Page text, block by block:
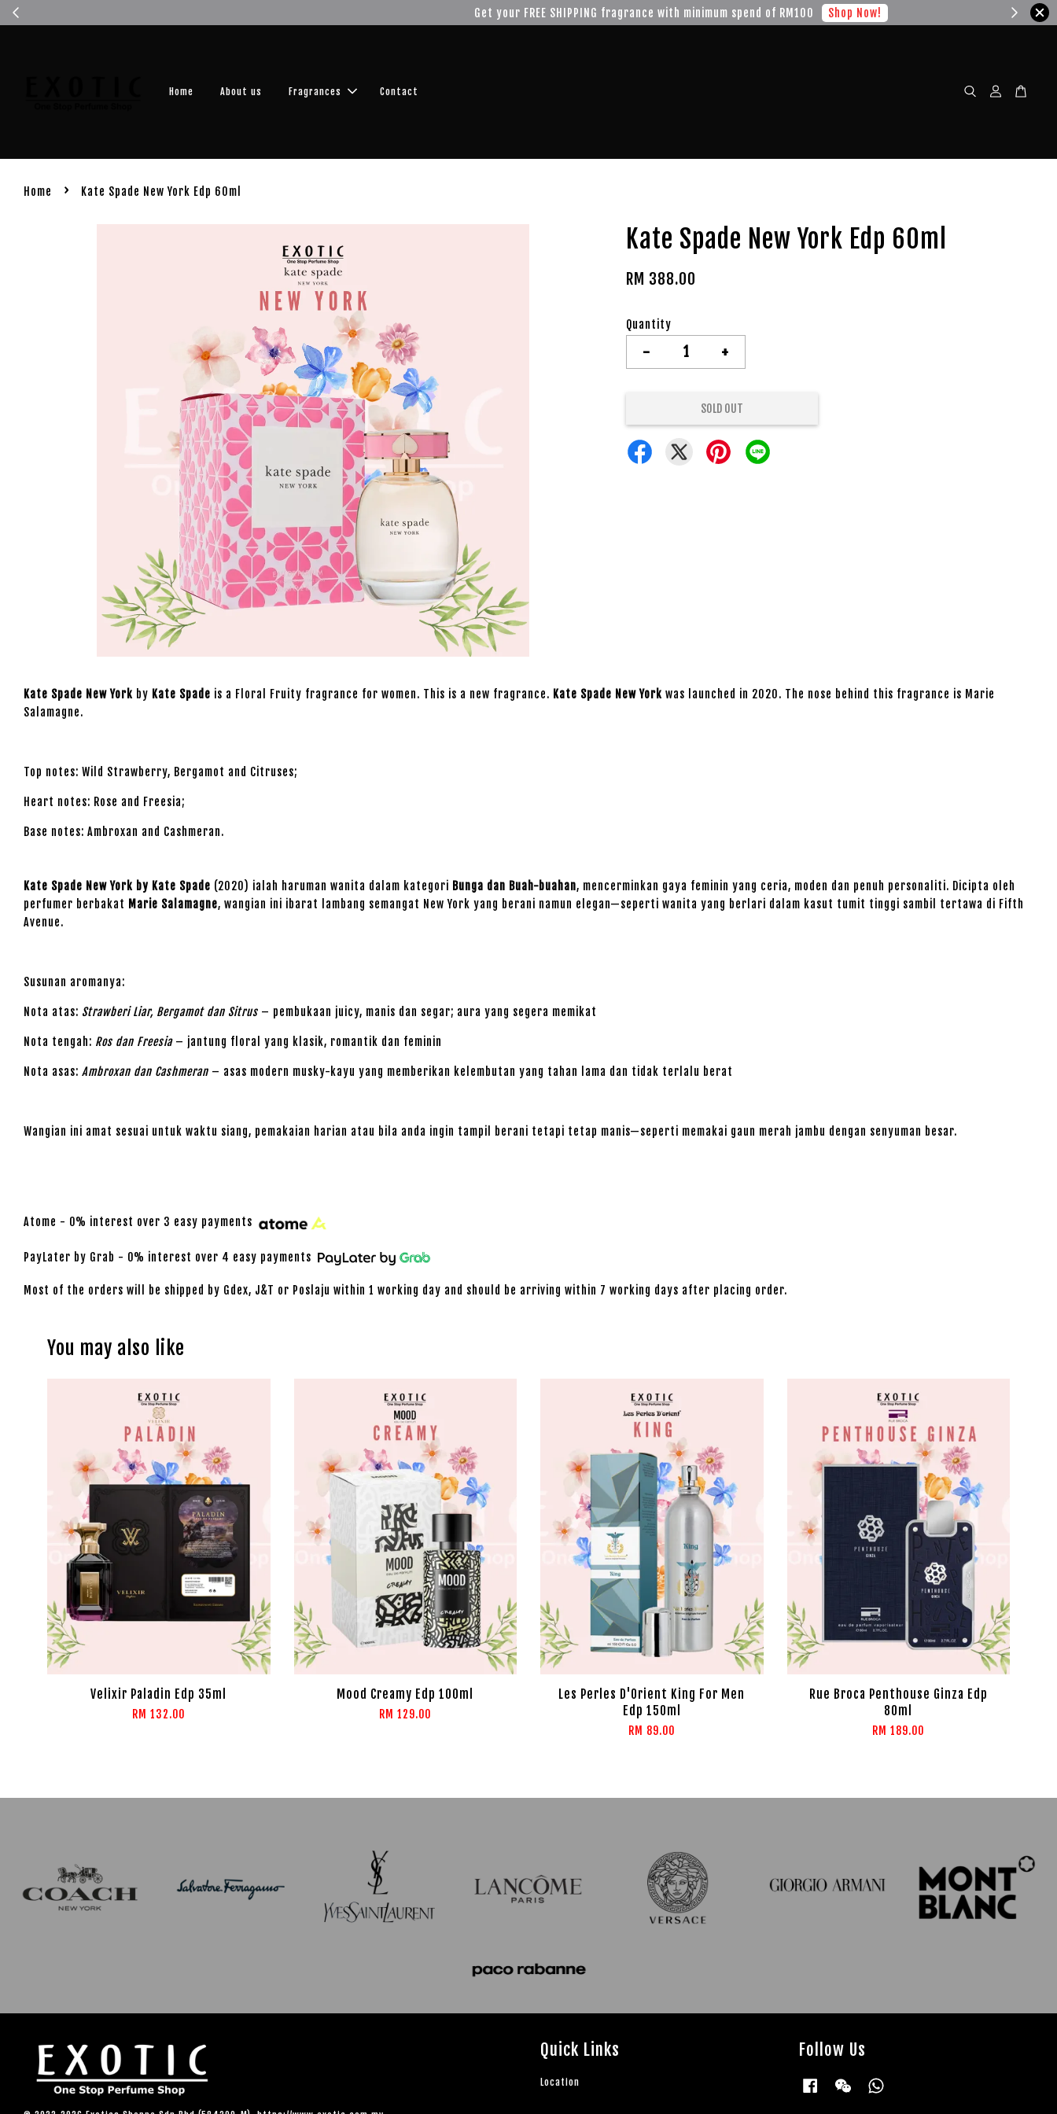
Get your FREE SHIPPING fragrance with minimum spend of RM100 Shop Now!
Home About us Fragrances Contact
Home › Kate Spade New York Edp 60ml
Kate Spade New York Edp 60ml
RM 388.00
Quantity
- +
SOLD OUT
Kate Spade New York by Kate Spade is a Floral Fruity fragrance for women. This is a new fragrance. Kate Spade New York was launched in 2020. The nose behind this fragrance is Marie
Salamagne.
Top notes: Wild Strawberry, Bergamot and Citruses;
Heart notes: Rose and Freesia;
Base notes: Ambroxan and Cashmeran.
Kate Spade New York by Kate Spade (2020) ialah haruman wanita dalam kategori Bunga dan Buah-buahan, mencerminkan gaya feminin yang ceria, moden dan penuh personaliti. Dicipta oleh
perfumer berbakat Marie Salamagne, wangian ini ibarat lambang semangat New York yang berani namun elegan—seperti wanita yang berlari dalam kasut tumit tinggi sambil tertawa di Fifth
Avenue.
Susunan aromanya:
Nota atas: Strawberi Liar, Bergamot dan Sitrus – pembukaan juicy, manis dan segar; aura yang segera memikat
Nota tengah: Ros dan Freesia– jantung floral yang klasik, romantik dan feminin
Nota asas: Ambroxan dan Cashmeran – asas modern musky-kayu yang memberikan kelembutan yang tahan lama dan tidak terlalu berat
Wangian ini amat sesuai untuk waktu siang, pemakaian harian atau bila anda ingin tampil berani tetapi tetap manis—seperti memakai gaun merah jambu dengan senyuman besar.
Atome - 0% interest over 3 easy payments
PayLater by Grab - 0% interest over 4 easy payments
Most of the orders will be shipped by Gdex, J&T or Poslaju within 1 working day and should be arriving within 7 working days after placing order.
You may also like
Velixir Paladin Edp 35ml
RM 132.00
Mood Creamy Edp 100ml
RM 129.00
Les Perles D'Orient King For Men
Edp 150ml
RM 89.00
Rue Broca Penthouse Ginza Edp
80ml
RM 189.00
Quick Links
Location
Follow Us
Facebook Wechat